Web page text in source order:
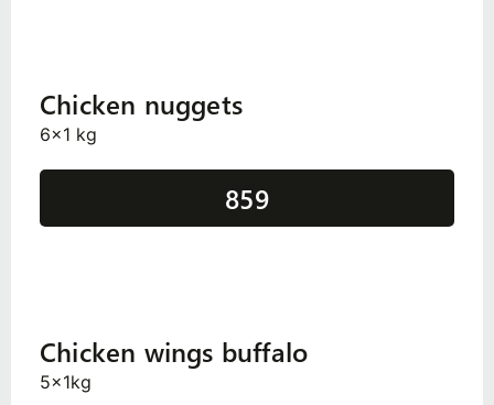
Chicken nuggets
6x1 kg
859
Chicken wings buffalo
5x1kg